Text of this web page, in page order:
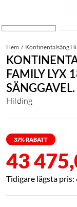
Hem Kontinentalsäng
FAMILY LYX
Hilding
37% RABATT
43